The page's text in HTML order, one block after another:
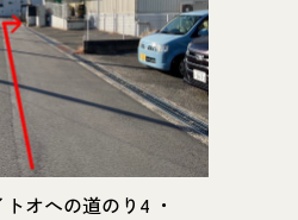
オへの道のり4 ・